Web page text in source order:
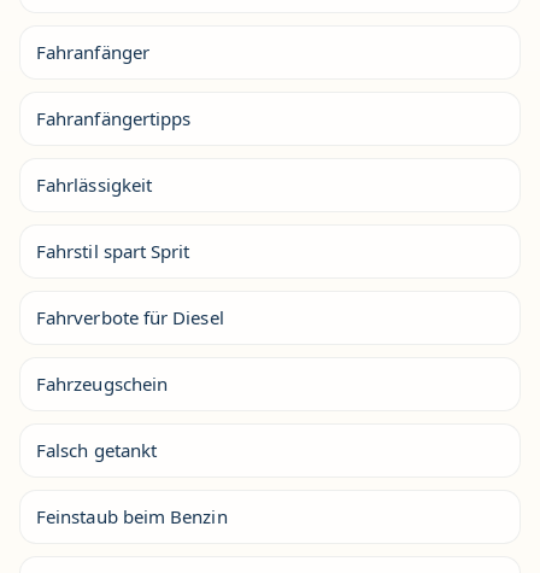
Fahranfänger
Fahranfängertipps
Fahrlässigkeit
Fahrstil spart Sprit
Fahrverbote für Diesel
Fahrzeugschein
Falsch getankt
Feinstaub beim Benzin